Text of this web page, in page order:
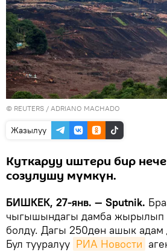
© REUTERS / ADRIANO MACHADO
Жазылуу
Куткаруу иштери бир
созулушу мүмкүн.
БИШКЕК, 27-янв. — Sputnik.
чыгышындагы дамба жырылып
болду. Дагы 250дөн ашык адам
Бул тууралуу РИА Новости